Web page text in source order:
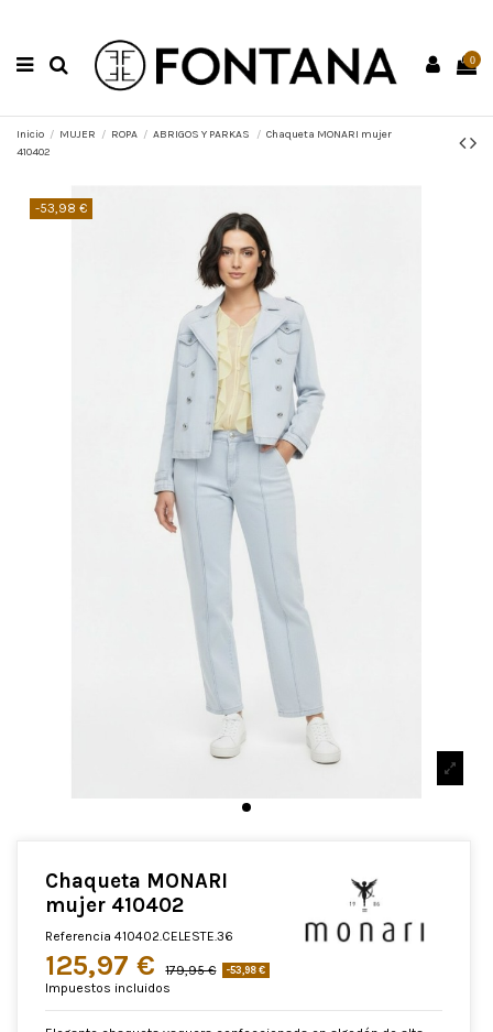
0
Inicio MUJER ROPA ABRIGOS Y PARKAS
Chaqueta MONARI mujer
410402
-53,98 €
Chaqueta MONARI
mujer 410402
Referencia 410402.CELESTE.36
125,97 € 179,95 € -53,98 €
Impuestos incluidos